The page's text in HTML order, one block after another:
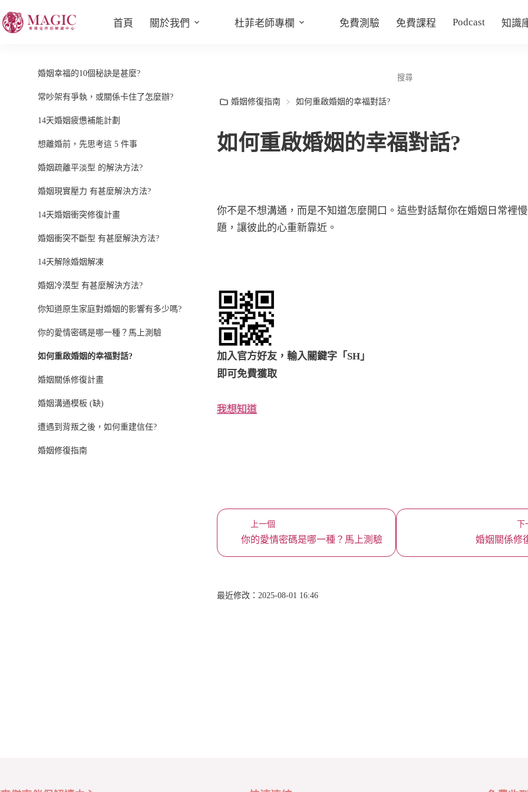
首頁 關於我們 杜菲老師專欄 免費測驗 免費課程 Podcast 知識
婚姻幸福的10個秘訣是甚麼?
常吵架有爭執，或關係卡住了怎麼辦?
14天婚姻疲憊補能計劃
想離婚前，先思考這 5 件事
婚姻疏離平淡型 的解決方法?
婚姻現實壓力 有甚麼解決方法?
14天婚姻衝突修復計畫
婚姻衝突不斷型 有甚麼解決方法?
14天解除婚姻解凍
婚姻冷漠型 有甚麼解決方法?
你知道原生家庭對婚姻的影響有多少嗎?
你的愛情密碼是哪一種？馬上測驗
如何重啟婚姻的幸福對話?
婚姻關係修復計畫
婚姻溝通模板 (缺)
遭遇到背叛之後，如何重建信任?
婚姻修復指南
婚姻修復指南 如何重啟婚姻的幸福對話?
如何重啟婚姻的幸福對話?
你不是不想溝通，而是不知道怎麼開口。這些對話幫你在婚姻日常裡
題，讓彼此的心重新靠近。
加入官方好友，輸入關鍵字「SH」
即可免費獲取
我想知道
你的愛情密碼是哪一種？馬上測驗
上一個
婚姻關係修
下
最近修改：2025-08-01 16:46